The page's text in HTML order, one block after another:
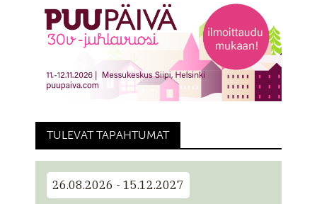
TULEVAT TAPAHTUMAT
26.08.2026 - 15.12.2027